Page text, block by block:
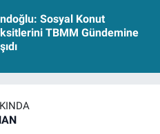
Sosyal Konut
TBMM Gündemine